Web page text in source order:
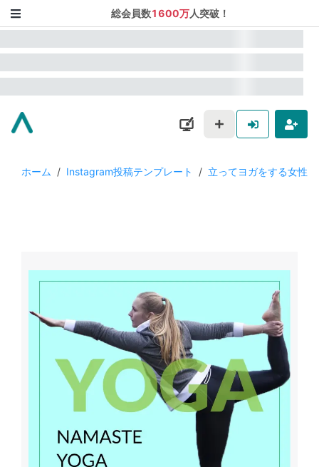
総会員数1600万人突破！
ホーム / Instagram投稿テンプレート / 立ってヨガをする女性